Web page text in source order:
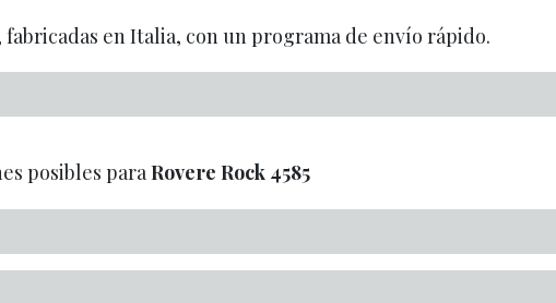
en Italia, con un programa de envío rápido.
posibles paraRovere Rock 4585